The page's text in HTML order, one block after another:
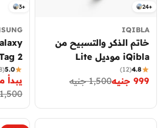
24+
IQIBLA
خاتم الذكر والتسبيح من
iQibla موديل Lite
4.8
(12)
سعر
999 جنيه
السعر
1,500 جنيه
3+
ذكي5.0
سعر
يبدأ من 999
السعر
العادي
1,500 جنيه